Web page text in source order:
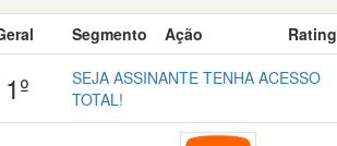
Segmento Ação Rating
1º
SEJA ASSINANTE TENHA ACESSO
TOTAL!